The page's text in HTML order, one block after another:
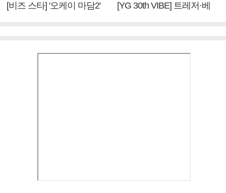
[비즈 스타] '오케이 마담2'
[YG 30th VIBE] 트레저·베